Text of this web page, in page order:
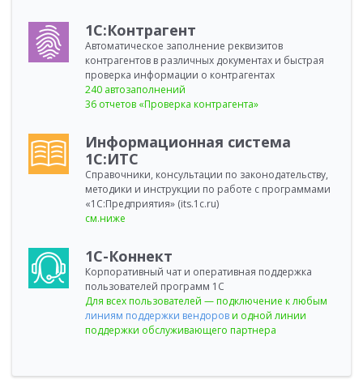
1С:Контрагент
Автоматическое заполнение реквизитов
контрагентов в различных документах и быстрая
проверка информации о контрагентах
240 автозаполнений
36 отчетов «Проверка контрагента»
Информационная система
1С:ИТС
Справочники, консультации по законодательству,
методики и инструкции по работе с программами
«1С:Предприятия» (its.1c.ru)
см.ниже
1С-Коннект
Корпоративный чат и оперативная поддержка
пользователей программ 1С
Для всех пользователей — подключение к любым
линиям поддержки вендорови одной линии
поддержки обслуживающего партнера